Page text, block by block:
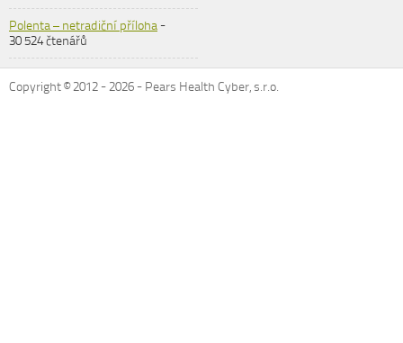
Polenta – netradiční příloha-
30 524 čtenářů
Copyright © 2012 -2026 - Pears Health Cyber, s.r.o.